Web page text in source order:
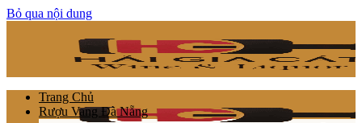
Bỏ qua nội dung
Trang Chủ
Rượu Vang Đà Nẵng